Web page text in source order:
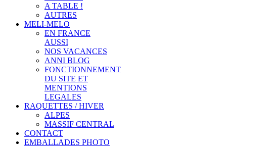
A TABLE !
AUTRES
MELI-MELO
EN FRANCE
AUSSI
NOS VACANCES
ANNI BLOG
FONCTIONNEMENT
DU SITE ET
MENTIONS
LEGALES
RAQUETTES / HIVER
ALPES
MASSIF CENTRAL
CONTACT
EMBALLADES PHOTO